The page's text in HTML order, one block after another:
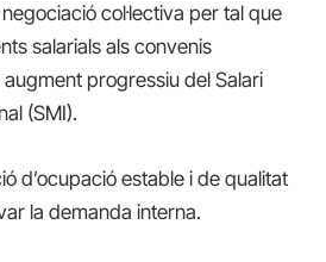
col·lectiva per tal que
salarials als convenis
augment progressiu del Salari
(SMI).
d’ocupació estable i de qualitat
la demanda interna.